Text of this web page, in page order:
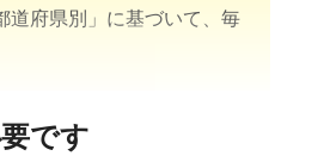
道府県別」に基づいて、毎
です